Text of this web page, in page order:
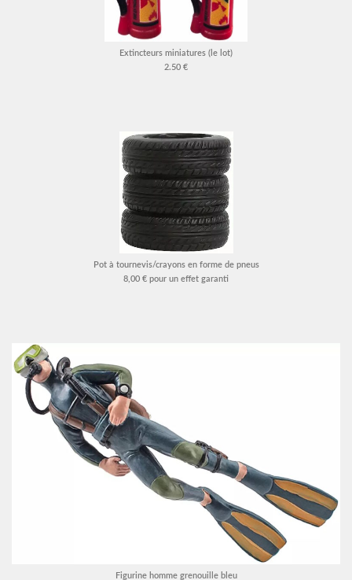
Extincteurs miniatures (le lot)
2.50 €
Pot à tournevis/crayons en forme de pneus
8,00 € pour un effet garanti
Figurine homme grenouille bleu